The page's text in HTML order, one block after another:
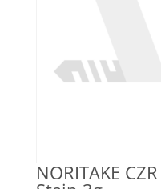
NORITAKE